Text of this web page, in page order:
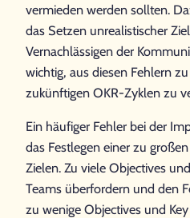
vermieden werden sollten.
das Setzen unrealistischer
Vernachlässigen der
wichtig, aus diesen Fehlern
zukünftigen OKR-Zyklen zu
Ein häufiger Fehler bei der
das Festlegen einer zu
Zielen. Zu viele Objectives
Teams überfordern und den
zu wenige Objectives und